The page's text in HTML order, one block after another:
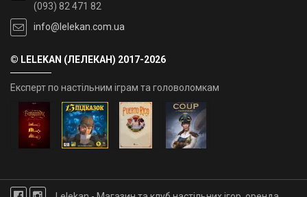
(093) 82 471 82
info@lelekan.com.ua
© LELEKAN (ЛЕЛЕКАН) 2017-2026
Експерт по настільним іграм та головоломкам